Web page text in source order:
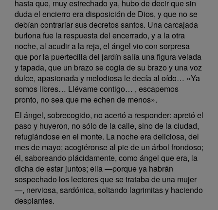
hasta que, muy estrechado ya, hubo de decir que sin
duda el encierro era disposición de Dios, y que no se
debían contrariar sus decretos santos. Una carcajada
burlona fue la respuesta del encerrado, y a la otra
noche, al acudir a la reja, el ángel vio con sorpresa
que por la puertecilla del jardín salía una figura velada
y tapada, que un brazo se cogía de su brazo y una voz
dulce, apasionada y melodiosa le decía al oído… «Ya
somos libres… Llévame contigo… , escapemos
pronto, no sea que me echen de menos».
El ángel, sobrecogido, no acertó a responder: apretó el
paso y huyeron, no sólo de la calle, sino de la ciudad,
refugiándose en el monte. La noche era deliciosa, del
mes de mayo; acogiéronse al pie de un árbol frondoso;
él, saboreando plácidamente, como ángel que era, la
dicha de estar juntos; ella —porque ya habrán
sospechado los lectores que se trataba de una mujer
—, nerviosa, sardónica, soltando lagrimitas y haciendo
desplantes.